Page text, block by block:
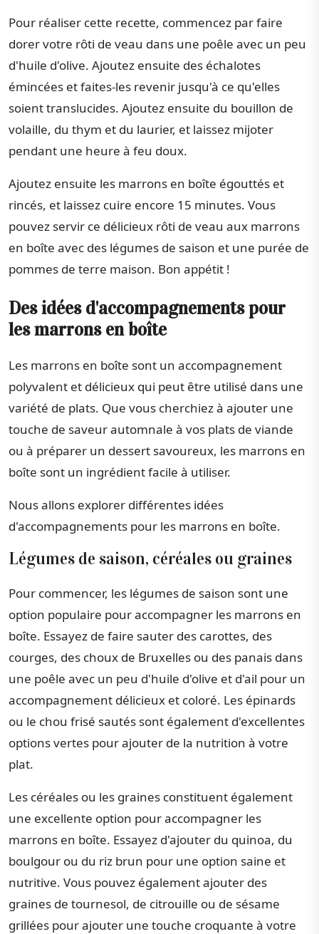
Pour réaliser cette recette, commencez par faire
dorer votre rôti de veau dans une poêle avec un peu
d'huile d'olive. Ajoutez ensuite des échalotes
émincées et faites-les revenir jusqu'à ce qu'elles
soient translucides. Ajoutez ensuite du bouillon de
volaille, du thym et du laurier, et laissez mijoter
pendant une heure à feu doux.
Ajoutez ensuite les marrons en boîte égouttés et
rincés, et laissez cuire encore 15 minutes. Vous
pouvez servir ce délicieux rôti de veau aux marrons
en boîte avec des légumes de saison et une purée de
pommes de terre maison. Bon appétit !
Des idées d'accompagnements pour
les marrons en boîte
Les marrons en boîte sont un accompagnement
polyvalent et délicieux qui peut être utilisé dans une
variété de plats. Que vous cherchiez à ajouter une
touche de saveur automnale à vos plats de viande
ou à préparer un dessert savoureux, les marrons en
boîte sont un ingrédient facile à utiliser.
Nous allons explorer différentes idées
d'accompagnements pour les marrons en boîte.
Légumes de saison, céréales ou graines
Pour commencer, les légumes de saison sont une
option populaire pour accompagner les marrons en
boîte. Essayez de faire sauter des carottes, des
courges, des choux de Bruxelles ou des panais dans
une poêle avec un peu d'huile d'olive et d'ail pour un
accompagnement délicieux et coloré. Les épinards
ou le chou frisé sautés sont également d'excellentes
options vertes pour ajouter de la nutrition à votre
plat.
Les céréales ou les graines constituent également
une excellente option pour accompagner les
marrons en boîte. Essayez d'ajouter du quinoa, du
boulgour ou du riz brun pour une option saine et
nutritive. Vous pouvez également ajouter des
graines de tournesol, de citrouille ou de sésame
grillées pour ajouter une touche croquante à votre